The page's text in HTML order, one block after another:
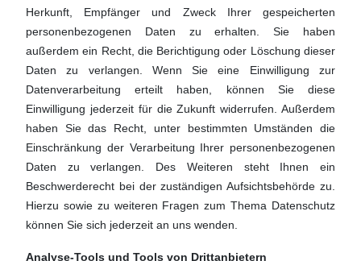
Herkunft, Empfänger und Zweck Ihrer gespeicherten
personenbezogenen Daten zu erhalten. Sie haben
außerdem ein Recht, die Berichtigung oder Löschung dieser
Daten zu verlangen. Wenn Sie eine Einwilligung zur
Datenverarbeitung erteilt haben, können Sie diese
Einwilligung jederzeit für die Zukunft widerrufen. Außerdem
haben Sie das Recht, unter bestimmten Umständen die
Einschränkung der Verarbeitung Ihrer personenbezogenen
Daten zu verlangen. Des Weiteren steht Ihnen ein
Beschwerderecht bei der zuständigen Aufsichtsbehörde zu.
Hierzu sowie zu weiteren Fragen zum Thema Datenschutz
können Sie sich jederzeit an uns wenden.
Analyse-Tools und Tools von Drittanbietern